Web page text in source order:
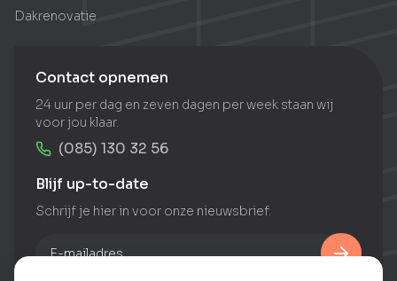
Dakrenovatie
Contact opnemen
24 uur per dag en zeven dagen per week staan wij
voor jou klaar.
(085) 130 32 56
Blijf up-to-date
Schrijf je hier in voor onze nieuwsbrief.